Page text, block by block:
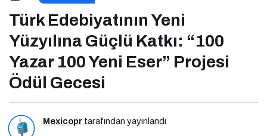
Projesi Ödül Gecesi
Türk Edebiyatının Yeni
Yüzyılına Güçlü Katkı: “100
Yazar 100 Yeni Eser” Projesi
Ödül Gecesi
Mexicopr tarafından yayınlandı